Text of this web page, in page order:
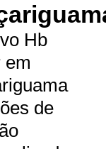
Hb
em
de